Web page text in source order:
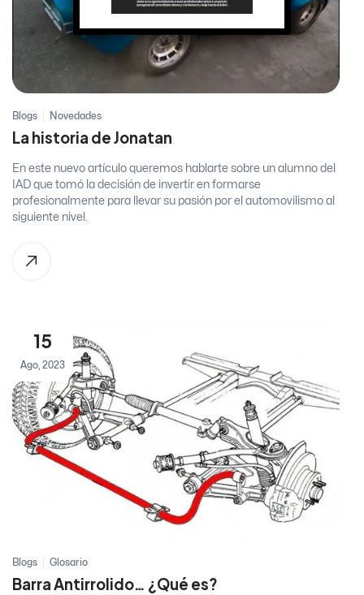
Blogs Novedades
La historia de Jonatan
En este nuevo artículo queremos hablarte sobre un alumno del
IAD que tomó la decisión de invertir en formarse
profesionalmente para llevar su pasión por el automovilismo al
siguiente nivel.
15
Ago, 2023
Blogs Glosario
Barra Antirrolido… ¿Qué es?